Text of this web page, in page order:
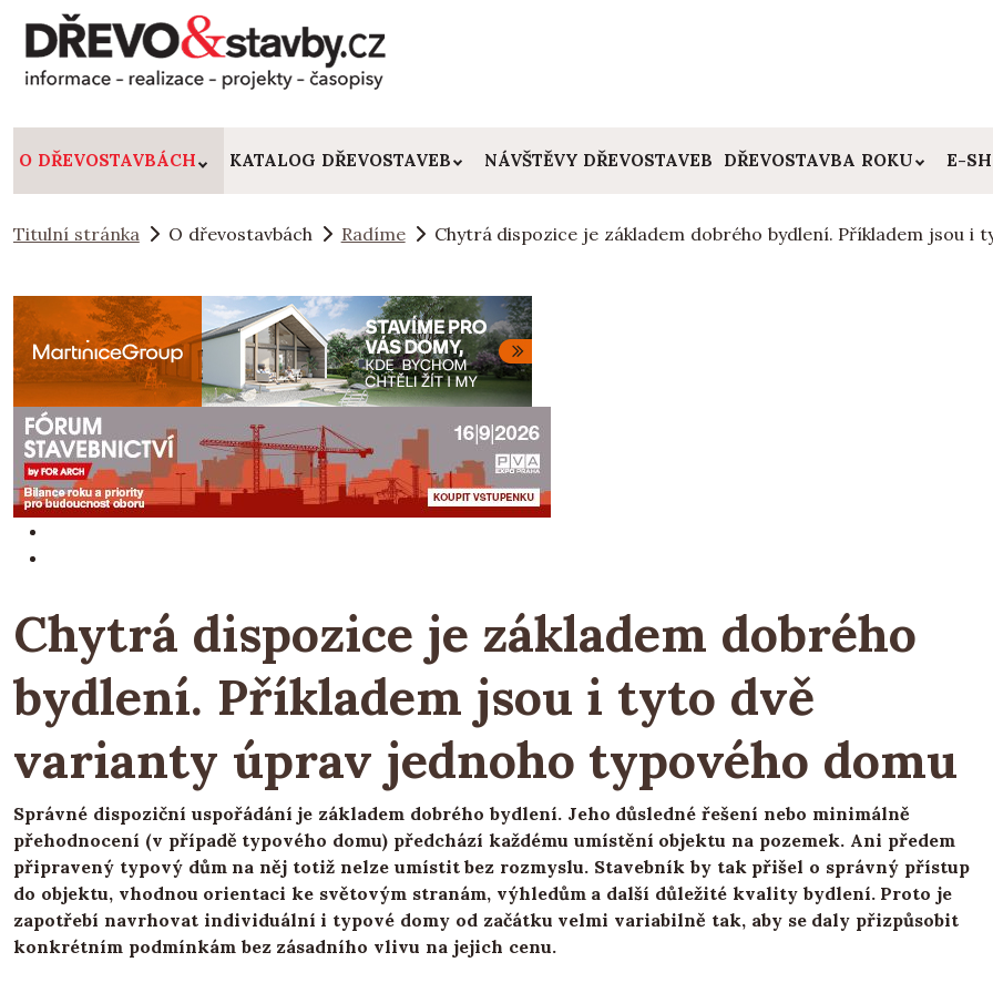
O DŘEVOSTAVBÁCH KATALOG DŘEVOSTAVEB NÁVŠTĚVY DŘEVOSTAVEB DŘEVOSTAVBA ROKU E-
Titulní stránka O dřevostavbách Radíme Chytrá dispozice je základem dobrého bydlení. Příkladem jsou
Chytrá dispozice je základem dobrého
bydlení. Příkladem jsou i tyto dvě
varianty úprav jednoho typového domu
Správné dispoziční uspořádání je základem dobrého bydlení. Jeho důsledné řešení nebo minimálně
přehodnocení (v případě typového domu) předchází každému umístění objektu na pozemek. Ani předem
připravený typový dům na něj totiž nelze umístit bez rozmyslu. Stavebník by tak přišel o správný přístup
do objektu, vhodnou orientaci ke světovým stranám, výhledům a další důležité kvality bydlení. Proto je
zapotřebí navrhovat individuální i typové domy od začátku velmi variabilně tak, aby se daly přizpůsobit
konkrétním podmínkám bez zásadního vlivu na jejich cenu.